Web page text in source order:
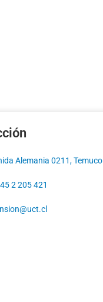
Alemania 0211, Temuco
2 205 421